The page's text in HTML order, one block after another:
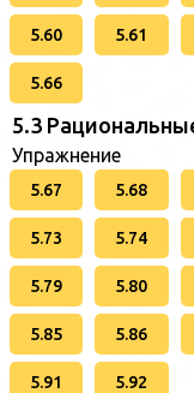
5.60 5.61
5.66
5.3
Упражнение
5.67 5.68
5.73 5.74
5.79 5.80
5.85 5.86
5.91 5.92